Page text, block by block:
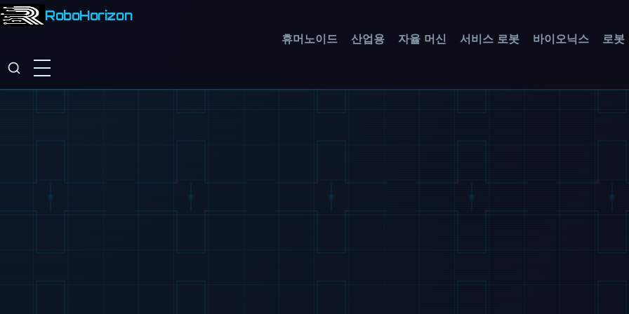
RoboHorizon
휴머노이드 산업용 자율 머신 서비스 로봇 바이오닉스 로봇